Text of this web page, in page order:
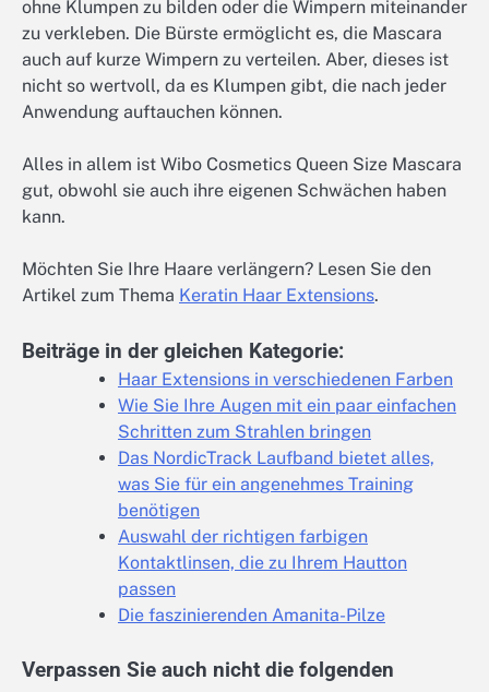
ohne Klumpen zu bilden oder die Wimpern miteinander
zu verkleben. Die Bürste ermöglicht es, die Mascara
auch auf kurze Wimpern zu verteilen. Aber, dieses ist
nicht so wertvoll, da es Klumpen gibt, die nach jeder
Anwendung auftauchen können.
Alles in allem ist Wibo Cosmetics Queen Size Mascara
gut, obwohl sie auch ihre eigenen Schwächen haben
kann.
Möchten Sie Ihre Haare verlängern? Lesen Sie den
Artikel zum Thema Keratin Haar Extensions.
Beiträge in der gleichen Kategorie:
Haar Extensions in verschiedenen Farben
Wie Sie Ihre Augen mit ein paar einfachen
Schritten zum Strahlen bringen
Das NordicTrack Laufband bietet alles,
was Sie für ein angenehmes Training
benötigen
Auswahl der richtigen farbigen
Kontaktlinsen, die zu Ihrem Hautton
passen
Die faszinierenden Amanita-Pilze
Verpassen Sie auch nicht die folgenden